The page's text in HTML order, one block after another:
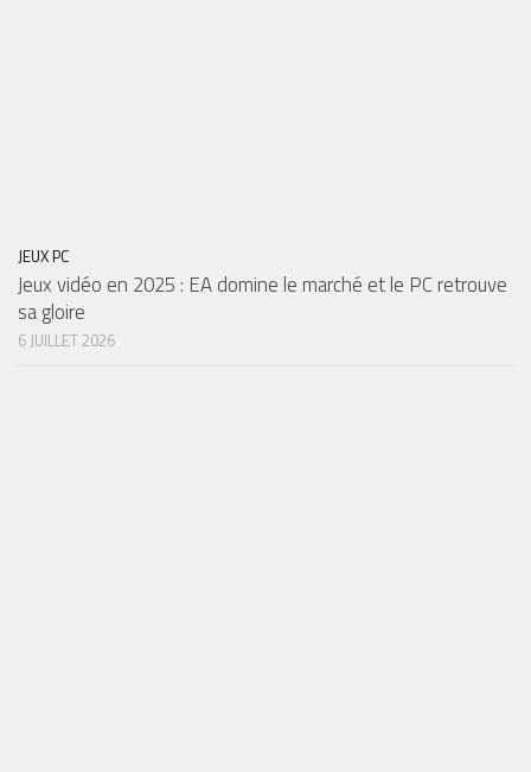
JEUX PC
Jeux vidéo en 2025 : EA domine le marché et le PC retrouve
sa gloire
6 JUILLET 2026